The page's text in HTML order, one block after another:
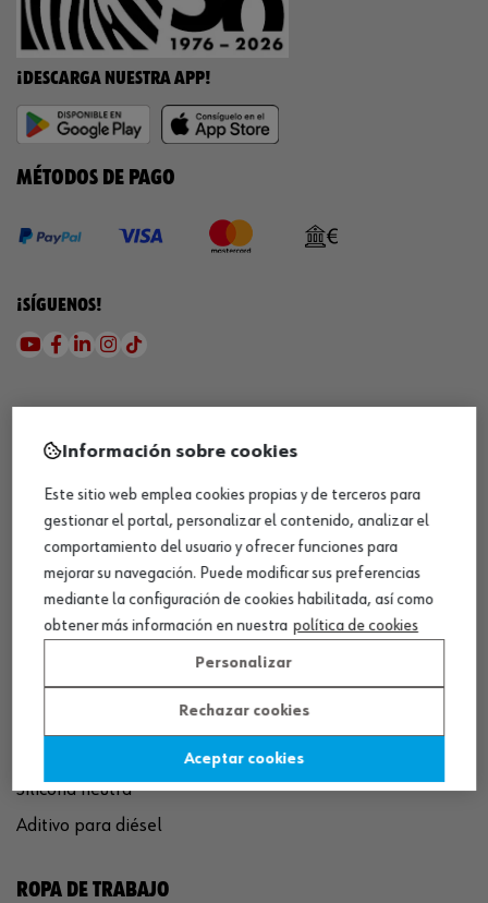
¡DESCARGA NUESTRA APP!
MÉTODOS DE PAGO
¡SÍGUENOS!
QUÍMICOS
Limpiador de frenos
Eliminador de óxido
Pegamento rápido
Polímero sellador MS
Pistola espuma poliuretano
Silicona neutra
Aditivo para diésel
ROPA DE TRABAJO
Información sobre cookies
Este sitio web emplea cookies propias y de terceros para
gestionar el portal, personalizar el contenido, analizar el
comportamiento del usuario y ofrecer funciones para
mejorar su navegación. Puede modificar sus preferencias
mediante la configuración de cookies habilitada, así como
obtener más información en nuestra política de cookies
Personalizar
Rechazar cookies
Aceptar cookies